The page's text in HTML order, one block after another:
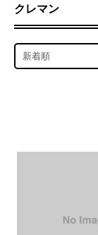
クレマン